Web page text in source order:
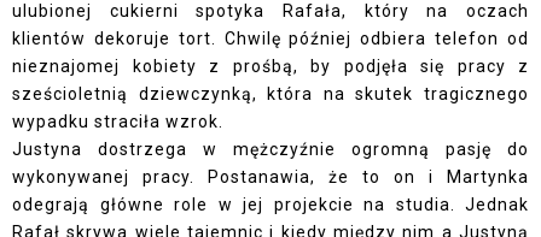
ulubionej cukierni spotyka Rafała, który na oczach
klientów dekoruje tort. Chwilę później odbiera telefon od
nieznajomej kobiety z prośbą, by podjęła się pracy z
sześcioletnią dziewczynką, która na skutek tragicznego
wypadku straciła wzrok.
Justyna dostrzega w mężczyźnie ogromną pasję do
wykonywanej pracy. Postanawia, że to on i Martynka
odegrają główne role w jej projekcie na studia. Jednak
Rafał skrywa wiele tajemnic i kiedy między nim a Justyną